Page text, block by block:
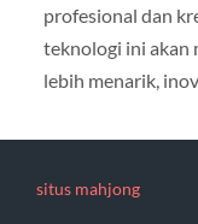
profesional dan
teknologi ini akan
lebih menarik,
situs mahjong